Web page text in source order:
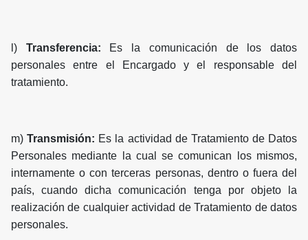
l) Transferencia: Es la comunicación de los datos
personales entre el Encargado y el responsable del
tratamiento.
m)Transmisión: Es la actividad de Tratamiento de Datos
Personales mediante la cual se comunican los mismos,
internamente o con terceras personas, dentro o fuera del
país, cuando dicha comunicación tenga por objeto la
realización de cualquier actividad de Tratamiento de datos
personales.